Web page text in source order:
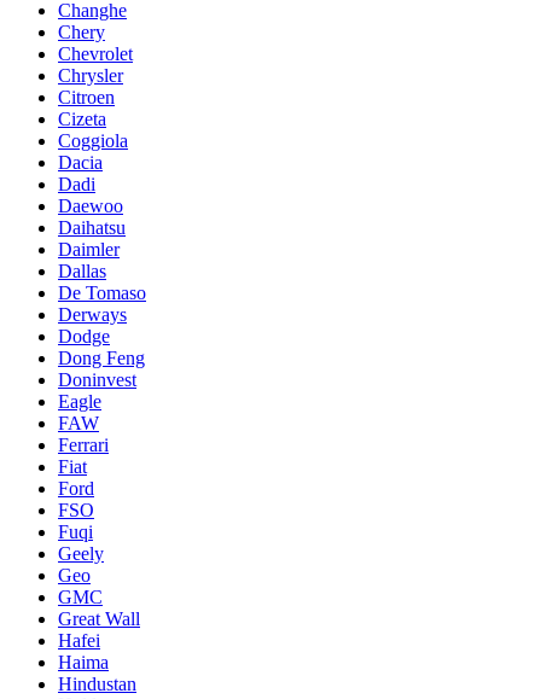
Changhe
Chery
Chevrolet
Chrysler
Citroen
Cizeta
Coggiola
Dacia
Dadi
Daewoo
Daihatsu
Daimler
Dallas
De Tomaso
Derways
Dodge
Dong Feng
Doninvest
Eagle
FAW
Ferrari
Fiat
Ford
FSO
Fuqi
Geely
Geo
GMC
Great Wall
Hafei
Haima
Hindustan